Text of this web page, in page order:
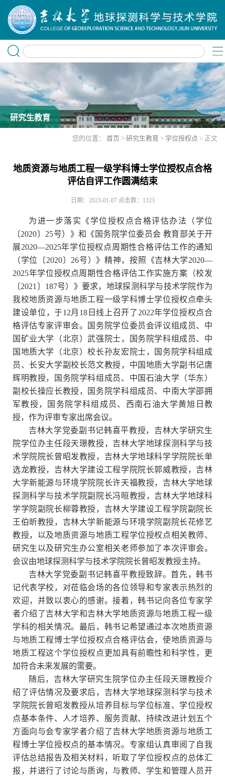
研究生教育
您的位置： 首页 > 研究生教育 > 学位授权点 > 正文
地质资源与地质工程一级学科博士学位授权点合格
评估自评工作圆满结束
日期：2023-01-07 点击数： 1323
为进一步落实《学位授权点合格评估办法（学位
〔2020〕25号）》和《国务院学位委员会 教育部关于开
展2020—2025年学位授权点周期性合格评估工作的通知
（学位〔2020〕26号）》精神，按照《吉林大学2020—
2025年学位授权点周期性合格评估工作实施方案（校发
〔2021〕187号）》要求，地球探测科学与技术学院作为
我校地质资源与地质工程一级学科博士学位授权点牵头
建设单位，于12月18日线上召开了2022年学位授权点合
格评估专家评审会。国务院学位委员会评议组成员、中
国矿业大学（北京）武强院士，国务院学科组成员、中
国地质大学（北京）校长孙友宏院士，国务院学科组成
员、长安大学副校长范文教授，中国地质大学副书记唐
辉明教授，国务院学科组成员、中国石油大学（华东）
副校长操应长教授，国务院学科组成员、中南大学邵拥
军教授，国务院学科组成员、西南石油大学黄旭日教
授，作为评审专家出席会议。
吉林大学党委副书记韩喜平教授，吉林大学研究生
院学位办主任段天璟教授，吉林大学地球探测科学与技
术学院院长曾昭发教授，吉林大学地球科学学院院长单
选龙教授，吉林大学建设工程学院院长郭威教授，吉林
大学新能源与环境学院院长许天福教授，吉林大学地球
探测科学与技术学院副院长冯晅教授，吉林大学地球科
学学院副院长柳蓉教授，吉林大学建设工程学院副院长
王伯昕教授，吉林大学新能源与环境学院副院长花修艺
教授，以及地质资源与地质工程学位授权点相关教师、
研究生以及研究生办公室相关老师参加了本次评审会。
会议由地球探测科学与技术学院院长曾昭发教授主持。
吉林大学党委副书记韩喜平教授致辞。首先，韩书
记代表学校，对莅临会场的各位领导和专家表示热烈的
欢迎，并致以衷心的感谢。接着，韩书记向各位专家学
者介绍了吉林大学和吉林大学地质资源与地质工程一级
学科的相关情况。最后，韩书记希望通过本次地质资源
与地质工程博士学位授权点合格评估会，使地质资源与
地质工程这个学位授权点更加具有前瞻性和科学性，更
加符合未来发展的需要。
随后，吉林大学研究生院学位办主任段天璟教授介
绍了评估情况及要求后，吉林大学地球探测科学与技术
学院院长曾昭发教授从培养目标与学位标准、学位授权
点基本条件、人才培养、服务贡献、持续改进计划五个
方面向与会专家学者介绍了吉林大学地质资源与地质工
程博士学位授权点的基本情况。专家组认真审阅了自我
评估总结报告及相关材料，听取了学位授权点的总体汇
报，并进行了讨论与质询，与教师、学生和管理人员开